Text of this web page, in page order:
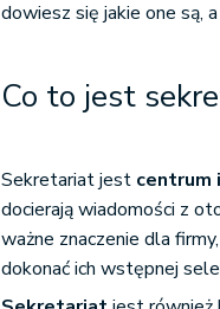
dowiesz się jakie one są,
Co to jest
Sekretariat jest centrum
docierają wiadomości z
ważne znaczenie dla
dokonać ich wstępnej